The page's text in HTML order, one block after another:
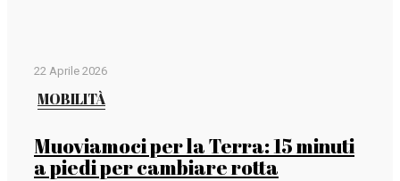
22 Aprile 2026
MOBILITÀ
Muoviamoci per la Terra: 15 minuti
a piedi per cambiare rotta